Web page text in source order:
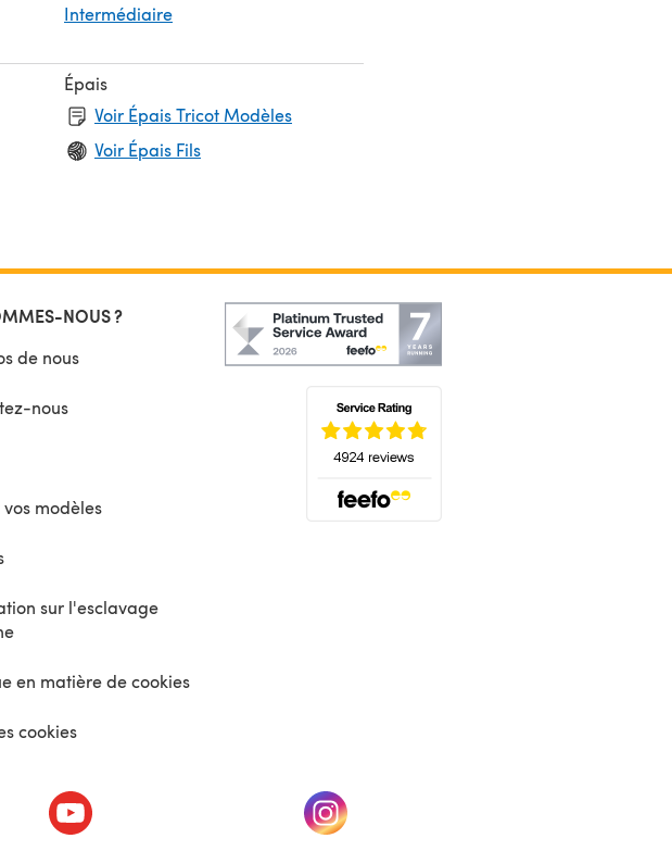
Intermédiaire
Épais
Voir Épais Tricot Modèles
Voir Épais Fils
NOUS ?
de nous
nous
vos modèles
sur l'esclavage
en matière de cookies
cookies
onglet) (s'ouvre dans un nouvel onglet) (s'ouvre dans un nouvel onglet)